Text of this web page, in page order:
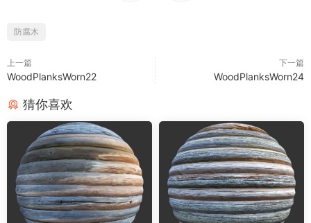
防腐木
上一篇
WoodPlanksWorn22
下一篇
WoodPlanksWorn24
猜你喜欢